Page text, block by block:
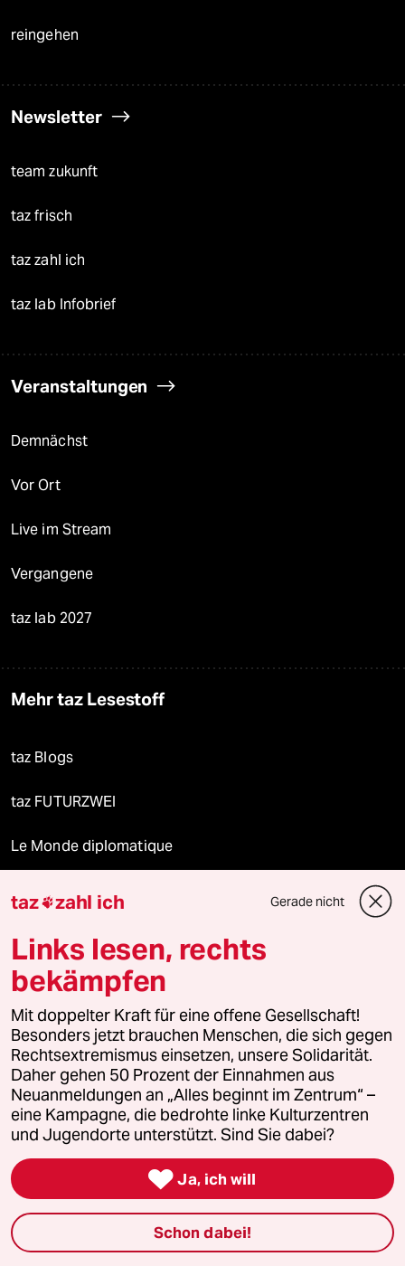
reingehen
Newsletter
team zukunft
taz frisch
taz zahl ich
taz lab Infobrief
Veranstaltungen
Demnächst
Vor Ort
Live im Stream
Vergangene
taz lab 2027
Mehr taz Lesestoff
taz Blogs
taz FUTURZWEI
Le Monde diplomatique
Mehr taz Angebote
Reisen
Kantine
Shop
Anzeigen
Fragen & Hilfe
taz zahl ich Gerade nicht
Links lesen, rechts
bekämpfen
Mit doppelter Kraft für eine offene Gesellschaft!
Besonders jetzt brauchen Menschen, die sich gegen
Rechtsextremismus einsetzen, unsere Solidarität.
Daher gehen 50 Prozent der Einnahmen aus
Neuanmeldungen an „Alles beginnt im Zentrum“ –
eine Kampagne, die bedrohte linke Kulturzentren
und Jugendorte unterstützt. Sind Sie dabei?
 Ja, ich will
Schon dabei!